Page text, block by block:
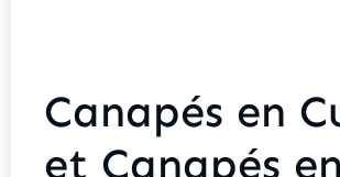
Canapés en
et Canapés en